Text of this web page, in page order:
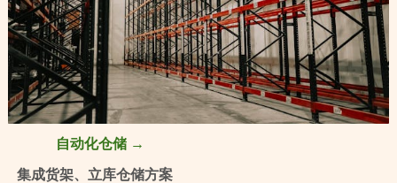
集成货架、立库仓储方案
自动化仓储 →